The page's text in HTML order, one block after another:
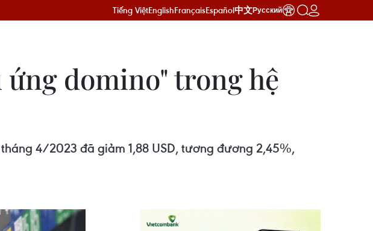
Tiếng ViệtEnglishFrançaisEspañol中文Русский
domino" trong hệ
4/2023 đã giảm 1,88 USD, tương đương 2,45%,